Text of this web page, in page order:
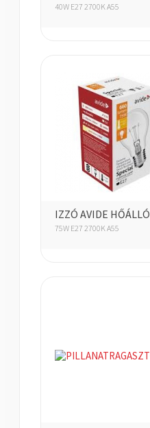
40W E27 2700K A55
IZZÓ AVIDE HŐÁLLÓ
75W E27 2700K A55